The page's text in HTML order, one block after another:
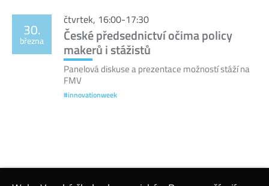
Kalendář
30.
března
čtvrtek, 16:00-17:30
České předsednictví očima policy
makerů i stážistů
Panelová diskuse a prezentace možností stáží na
FMV
#innovationweek